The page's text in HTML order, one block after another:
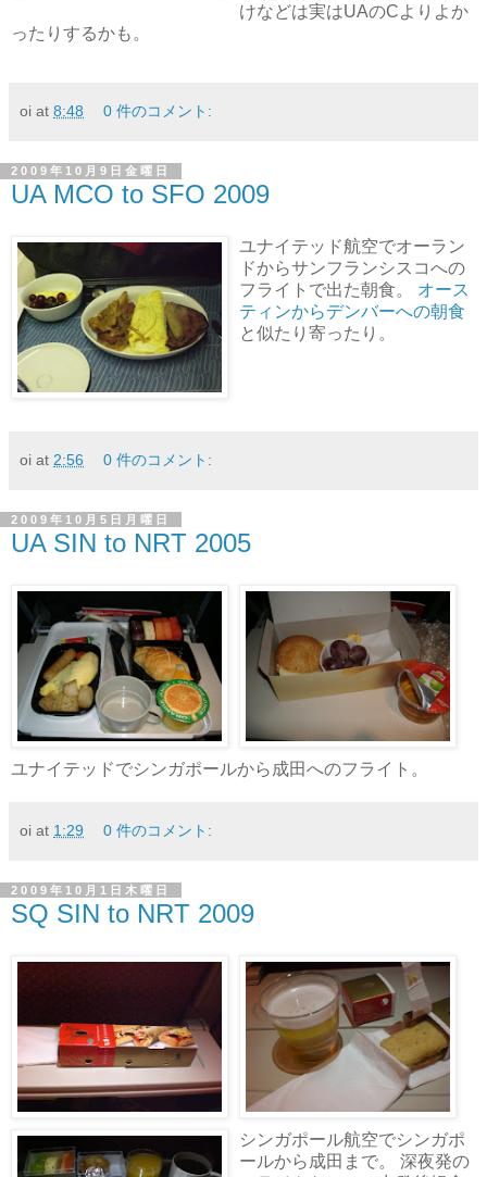
けなどは実はUAのCよりよか
ったりするかも。
oi at 8:48 0 件のコメント:
2009年10月9日金曜日
UA MCO to SFO 2009
ユナイテッド航空でオーラン
ドからサンフランシスコへの
フライトで出た朝食。 オース
ティンからデンバーへの朝食
と似たり寄ったり。
oi at 2:56 0 件のコメント:
2009年10月5日月曜日
UA SIN to NRT 2005
ユナイテッドでシンガポールから成田へのフライト。
oi at 1:29 0 件のコメント:
2009年10月1日木曜日
SQ SIN to NRT 2009
シンガポール航空でシンガポ
ールから成田まで。 深夜発の